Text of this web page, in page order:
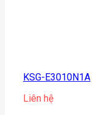
KSG-E3010N1A
Liên hệ